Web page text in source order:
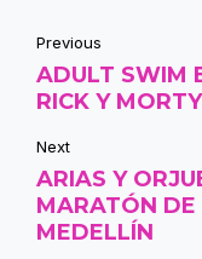
Previous
ADULT SWIM
RICK Y MORTY
Next
ARIAS Y
MARATÓN DE
MEDELLÍN